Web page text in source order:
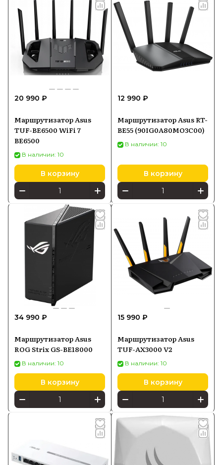
20 990 ₽
Маршрутизатор Asus
TUF-BE6500 WiFi 7
BE6500
В наличии: 10
В корзину
12 990 ₽
Маршрутизатор Asus RT-
BE55 (90IG0A80MO3C00)
В наличии: 10
В корзину
34 990 ₽
Маршрутизатор Asus
ROG Strix GS-BE18000
В наличии: 10
В корзину
15 990 ₽
Маршрутизатор Asus
TUF-AX3000 V2
В наличии: 10
В корзину